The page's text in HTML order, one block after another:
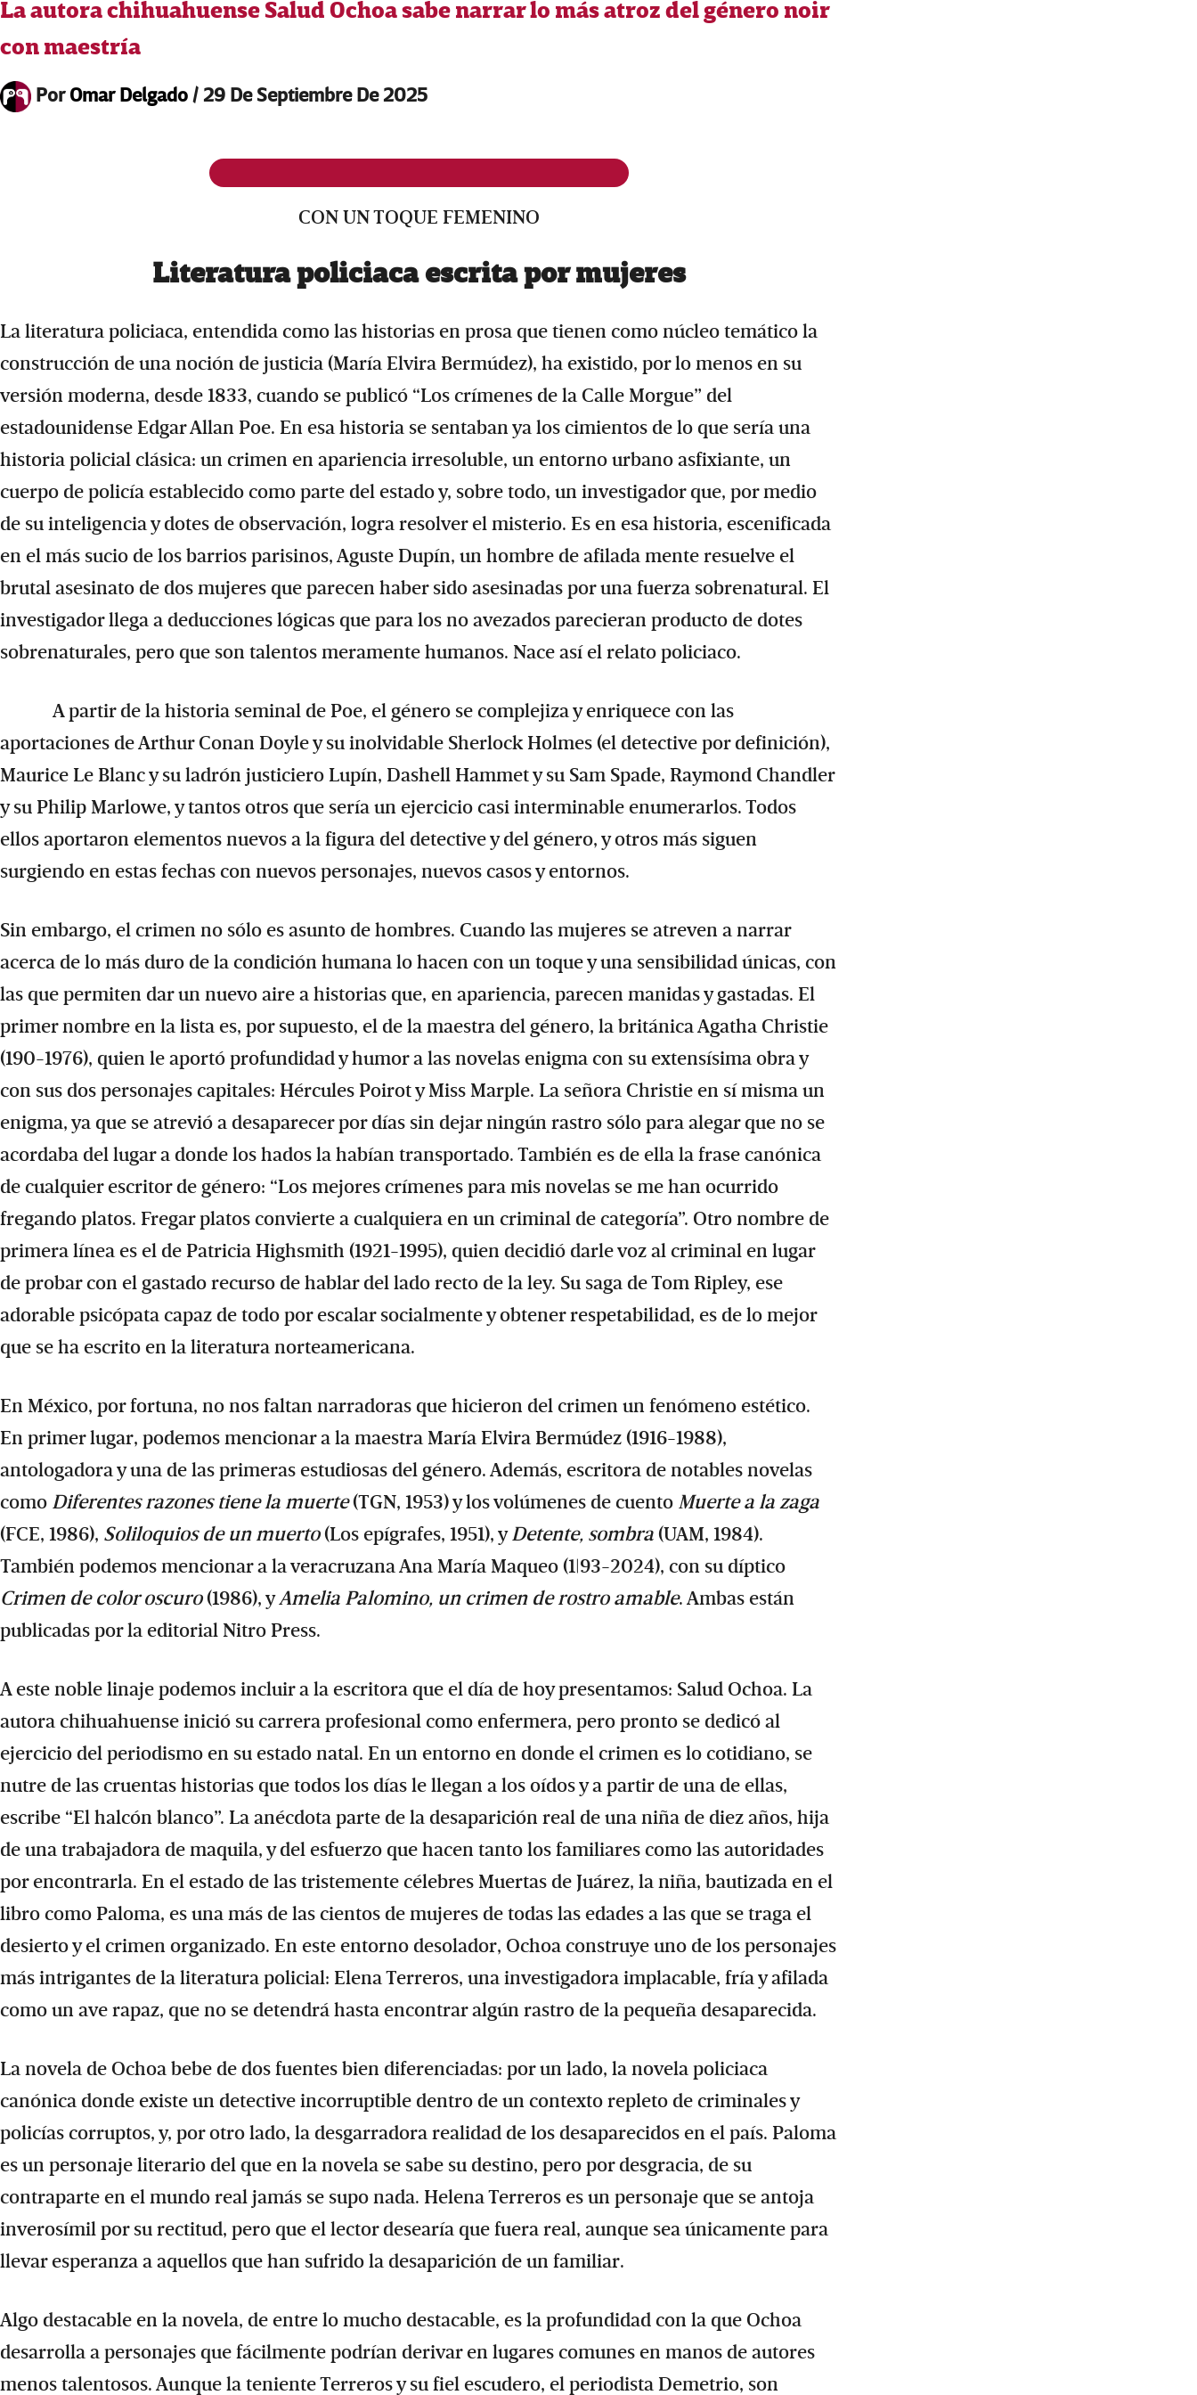
La autora chihuahuense Salud Ochoa sabe narrar lo más atroz del género noir
con maestría
PorOmar Delgado/ 29 De Septiembre De 2025
CON UN TOQUE FEMENINO
Literatura policiaca escrita por mujeres
La literatura policiaca, entendida como las historias en prosa que tienen como núcleo temático la
construcción de una noción de justicia (María Elvira Bermúdez), ha existido, por lo menos en su
versión moderna, desde 1833, cuando se publicó “Los crímenes de la Calle Morgue” del
estadounidense Edgar Allan Poe. En esa historia se sentaban ya los cimientos de lo que sería una
historia policial clásica: un crimen en apariencia irresoluble, un entorno urbano asfixiante, un
cuerpo de policía establecido como parte del estado y, sobre todo, un investigador que, por medio
de su inteligencia y dotes de observación, logra resolver el misterio. Es en esa historia, escenificada
en el más sucio de los barrios parisinos, Aguste Dupín, un hombre de afilada mente resuelve el
brutal asesinato de dos mujeres que parecen haber sido asesinadas por una fuerza sobrenatural. El
investigador llega a deducciones lógicas que para los no avezados parecieran producto de dotes
sobrenaturales, pero que son talentos meramente humanos. Nace así el relato policiaco.
A partir de la historia seminal de Poe, el género se complejiza y enriquece con las
aportaciones de Arthur Conan Doyle y su inolvidable Sherlock Holmes (el detective por definición),
Maurice Le Blanc y su ladrón justiciero Lupín, Dashell Hammet y su Sam Spade, Raymond Chandler
y su Philip Marlowe, y tantos otros que sería un ejercicio casi interminable enumerarlos. Todos
ellos aportaron elementos nuevos a la figura del detective y del género, y otros más siguen
surgiendo en estas fechas con nuevos personajes, nuevos casos y entornos.
Sin embargo, el crimen no sólo es asunto de hombres. Cuando las mujeres se atreven a narrar
acerca de lo más duro de la condición humana lo hacen con un toque y una sensibilidad únicas, con
las que permiten dar un nuevo aire a historias que, en apariencia, parecen manidas y gastadas. El
primer nombre en la lista es, por supuesto, el de la maestra del género, la británica Agatha Christie
(190-1976), quien le aportó profundidad y humor a las novelas enigma con su extensísima obra y
con sus dos personajes capitales: Hércules Poirot y Miss Marple. La señora Christie en sí misma un
enigma, ya que se atrevió a desaparecer por días sin dejar ningún rastro sólo para alegar que no se
acordaba del lugar a donde los hados la habían transportado. También es de ella la frase canónica
de cualquier escritor de género: “Los mejores crímenes para mis novelas se me han ocurrido
fregando platos. Fregar platos convierte a cualquiera en un criminal de categoría”. Otro nombre de
primera línea es el de Patricia Highsmith (1921-1995), quien decidió darle voz al criminal en lugar
de probar con el gastado recurso de hablar del lado recto de la ley. Su saga de Tom Ripley, ese
adorable psicópata capaz de todo por escalar socialmente y obtener respetabilidad, es de lo mejor
que se ha escrito en la literatura norteamericana.
En México, por fortuna, no nos faltan narradoras que hicieron del crimen un fenómeno estético.
En primer lugar, podemos mencionar a la maestra María Elvira Bermúdez (1916-1988),
antologadora y una de las primeras estudiosas del género. Además, escritora de notables novelas
como Diferentes razones tiene la muerte(TGN, 1953) y los volúmenes de cuento Muerte a la zaga
(FCE, 1986), Soliloquios de un muerto(Los epígrafes, 1951), yDetente, sombra(UAM, 1984).
También podemos mencionar a la veracruzana Ana María Maqueo (1|93-2024), con su díptico
Crimen de color oscuro(1986), yAmelia Palomino, un crimen de rostro amable. Ambas están
publicadas por la editorial Nitro Press.
A este noble linaje podemos incluir a la escritora que el día de hoy presentamos: Salud Ochoa. La
autora chihuahuense inició su carrera profesional como enfermera, pero pronto se dedicó al
ejercicio del periodismo en su estado natal. En un entorno en donde el crimen es lo cotidiano, se
nutre de las cruentas historias que todos los días le llegan a los oídos y a partir de una de ellas,
escribe “El halcón blanco”. La anécdota parte de la desaparición real de una niña de diez años, hija
de una trabajadora de maquila, y del esfuerzo que hacen tanto los familiares como las autoridades
por encontrarla. En el estado de las tristemente célebres Muertas de Juárez, la niña, bautizada en el
libro como Paloma, es una más de las cientos de mujeres de todas las edades a las que se traga el
desierto y el crimen organizado. En este entorno desolador, Ochoa construye uno de los personajes
más intrigantes de la literatura policial: Elena Terreros, una investigadora implacable, fría y afilada
como un ave rapaz, que no se detendrá hasta encontrar algún rastro de la pequeña desaparecida.
La novela de Ochoa bebe de dos fuentes bien diferenciadas: por un lado, la novela policiaca
canónica donde existe un detective incorruptible dentro de un contexto repleto de criminales y
policías corruptos, y, por otro lado, la desgarradora realidad de los desaparecidos en el país. Paloma
es un personaje literario del que en la novela se sabe su destino, pero por desgracia, de su
contraparte en el mundo real jamás se supo nada. Helena Terreros es un personaje que se antoja
inverosímil por su rectitud, pero que el lector desearía que fuera real, aunque sea únicamente para
llevar esperanza a aquellos que han sufrido la desaparición de un familiar.
Algo destacable en la novela, de entre lo mucho destacable, es la profundidad con la que Ochoa
desarrolla a personajes que fácilmente podrían derivar en lugares comunes en manos de autores
menos talentosos. Aunque la teniente Terreros y su fiel escudero, el periodista Demetrio, son